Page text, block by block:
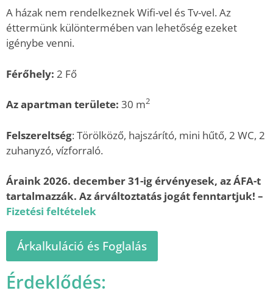
A házak nem rendelkeznek Wifi-vel és Tv-vel. Az
éttermünk különtermében van lehetőség ezeket
igénybe venni.
Férőhely: 2 Fő
Az apartman területe: 30 m2
Felszereltség: Törölköző, hajszárító, mini hűtő, 2 WC, 2
zuhanyzó, vízforraló.
Áraink 2026. december 31-ig érvényesek, az ÁFA-t
tartalmazzák. Az árváltoztatás jogát fenntartjuk! –
Fizetési feltételek
Árkalkuláció és Foglalás
Érdeklődés: